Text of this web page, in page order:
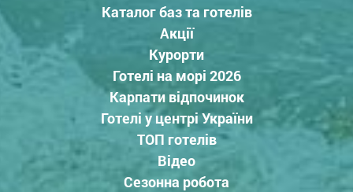
Каталог баз та готелів
Акції
Курорти
Готелі на морі 2026
Карпати відпочинок
Готелі у центрі України
ТОП готелів
Відео
Сезонна робота